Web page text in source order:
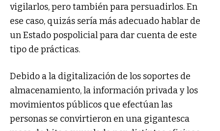
vigilarlos, pero también para persuadirlos. En
ese caso, quizás sería más adecuado hablar de
un Estado pospolicial para dar cuenta de este
tipo de prácticas.
Debido a la digitalización de los soportes de
almacenamiento, la información privada y los
movimientos públicos que efectúan las
personas se convirtieron en una gigantesca